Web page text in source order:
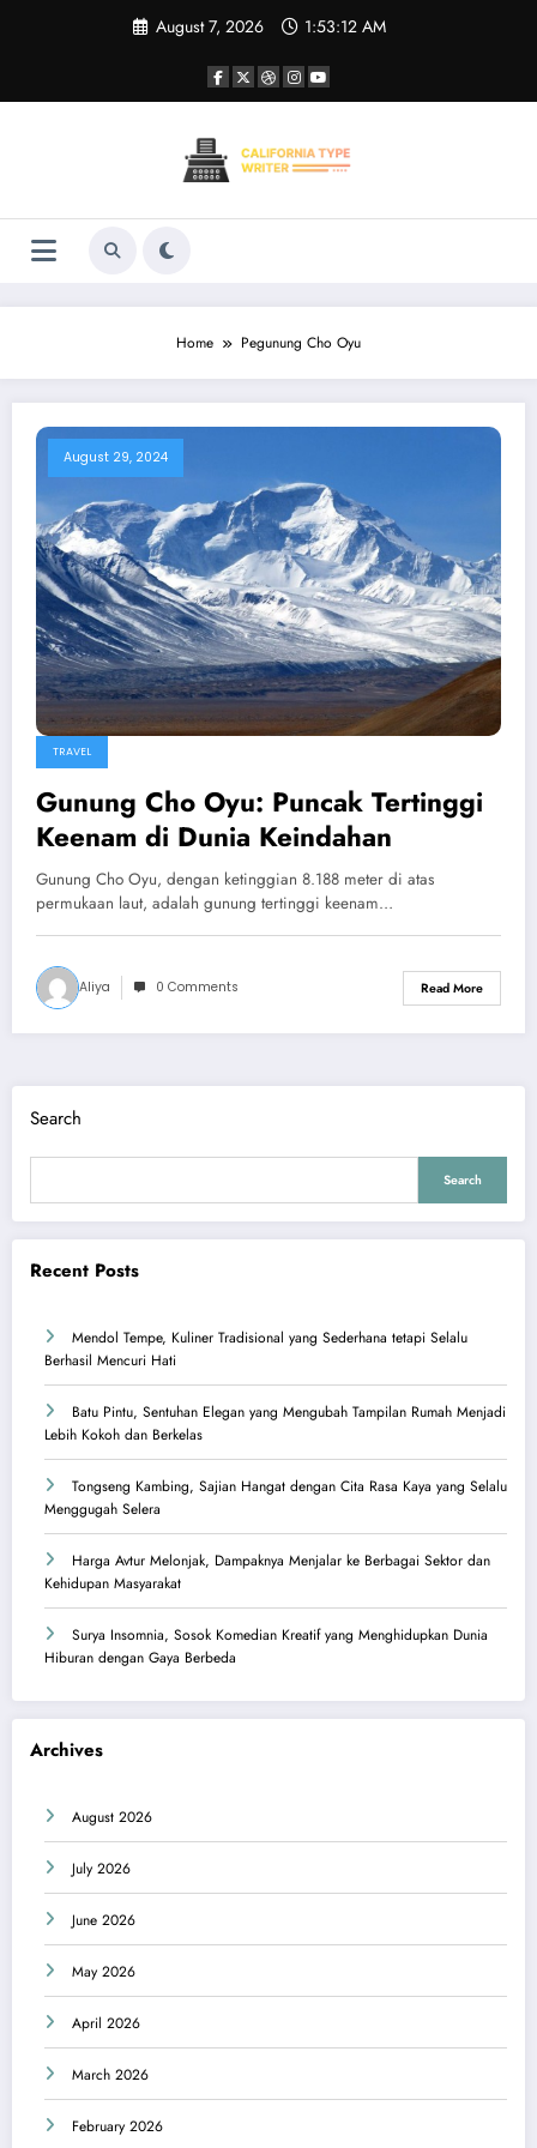
August 7, 2026 1:53:12 AM
Home Pegunung Cho Oyu
August 29, 2024
TRAVEL
Gunung Cho Oyu: Puncak Tertinggi
Keenam di Dunia Keindahan
Gunung Cho Oyu, dengan ketinggian 8.188 meter di atas
permukaan laut, adalah gunung tertinggi keenam…
Aliya 0 Comments Read More
Search
Search
Recent Posts
Mendol Tempe, Kuliner Tradisional yang Sederhana tetapi Selalu
Berhasil Mencuri Hati
Batu Pintu, Sentuhan Elegan yang Mengubah Tampilan Rumah Menjadi
Lebih Kokoh dan Berkelas
Tongseng Kambing, Sajian Hangat dengan Cita Rasa Kaya yang Selalu
Menggugah Selera
Harga Avtur Melonjak, Dampaknya Menjalar ke Berbagai Sektor dan
Kehidupan Masyarakat
Surya Insomnia, Sosok Komedian Kreatif yang Menghidupkan Dunia
Hiburan dengan Gaya Berbeda
Archives
August 2026
July 2026
June 2026
May 2026
April 2026
March 2026
February 2026